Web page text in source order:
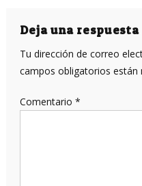
entradas
Deja una respuesta
Tu dirección de correo
campos obligatorios están
Comentario *